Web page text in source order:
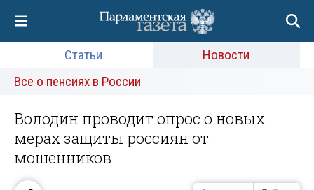
Статьи
Новости
Все о пенсиях в России
Володин проводит опрос о новых
мерах защиты россиян от
мошенников